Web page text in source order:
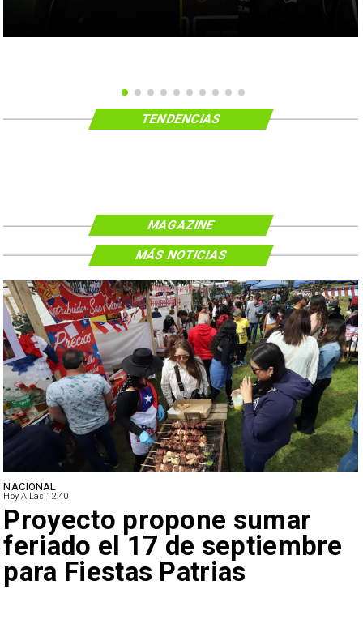
TENDENCIAS
MAGAZINE
NACIONAL
Hoy A Las 12:40
Proyecto propone sumar
feriado el 17 de septiembre
para Fiestas Patrias
MÁS NOTICIAS